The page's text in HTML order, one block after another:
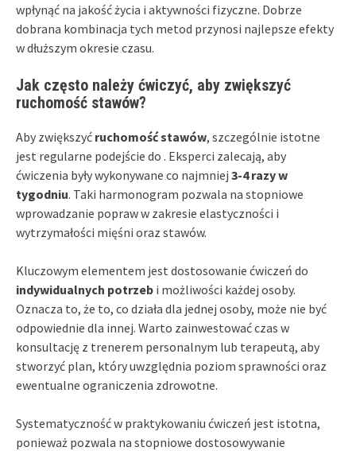
wpłynąć na jakość życia i aktywności fizyczne. Dobrze
dobrana kombinacja tych metod przynosi najlepsze efekty
w dłuższym okresie czasu.
Jak często należy ćwiczyć, aby zwiększyć
ruchomość stawów?
Aby zwiększyć ruchomość stawów, szczególnie istotne
jest regularne podejście do . Eksperci zalecają, aby
ćwiczenia były wykonywane co najmniej 3-4 razy w
tygodniu. Taki harmonogram pozwala na stopniowe
wprowadzanie popraw w zakresie elastyczności i
wytrzymałości mięśni oraz stawów.
Kluczowym elementem jest dostosowanie ćwiczeń do
indywidualnych potrzeb i możliwości każdej osoby.
Oznacza to, że to, co działa dla jednej osoby, może nie być
odpowiednie dla innej. Warto zainwestować czas w
konsultację z trenerem personalnym lub terapeutą, aby
stworzyć plan, który uwzględnia poziom sprawności oraz
ewentualne ograniczenia zdrowotne.
Systematyczność w praktykowaniu ćwiczeń jest istotna,
ponieważ pozwala na stopniowe dostosowywanie